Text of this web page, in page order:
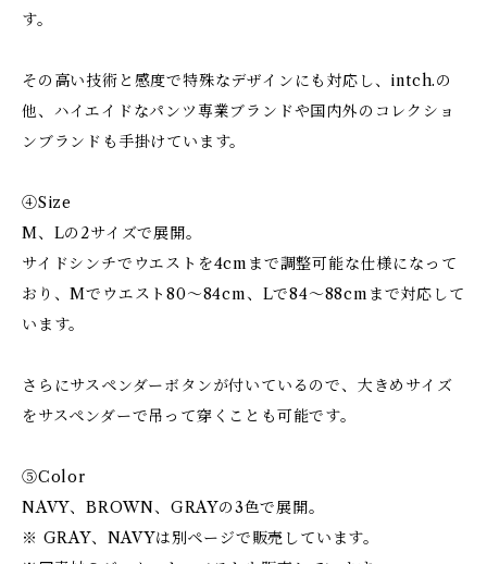
す。
その高い技術と感度で特殊なデザインにも対応し、intch.の
他、ハイエイドなパンツ専業ブランドや国内外のコレクショ
ンブランドも手掛けています。
④Size
M、Lの2サイズで展開。
サイドシンチでウエストを4cmまで調整可能な仕様になって
おり、Mでウエスト80〜84cm、Lで84〜88cmまで対応して
います。
さらにサスペンダーボタンが付いているので、大きめサイズ
をサスペンダーで吊って穿くことも可能です。
⑤Color
NAVY、BROWN、GRAYの3色で展開。
※ GRAY、NAVYは別ページで販売しています。